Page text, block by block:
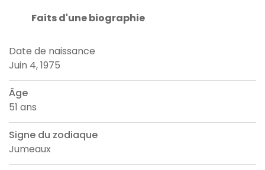
Faits d'une biographie
Date de naissance
Juin 4, 1975
Âge
51 ans
Signe du zodiaque
Jumeaux